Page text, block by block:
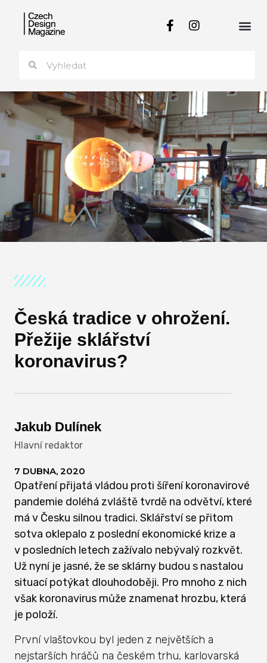
Česká tradice v ohrožení.
Přežije sklářství
koronavirus?
Jakub Dulínek
Hlavní redaktor
7 DUBNA, 2020
Opatření přijatá vládou proti šíření koronavirové
pandemie doléhá zvláště tvrdě na odvětví, které
má v Česku silnou tradici. Sklářství se přitom
sotva oklepalo z poslední ekonomické krize a
v posledních letech zažívalo nebývalý rozkvět.
Už nyní je jasné, že se sklárny budou s nastalou
situací potýkat dlouhodoběji. Pro mnoho z nich
však koronavirus může znamenat hrozbu, která
je položí.
První vlaštovkou byl jeden z největších a
nejstarších hráčů na českém trhu, karlovarská